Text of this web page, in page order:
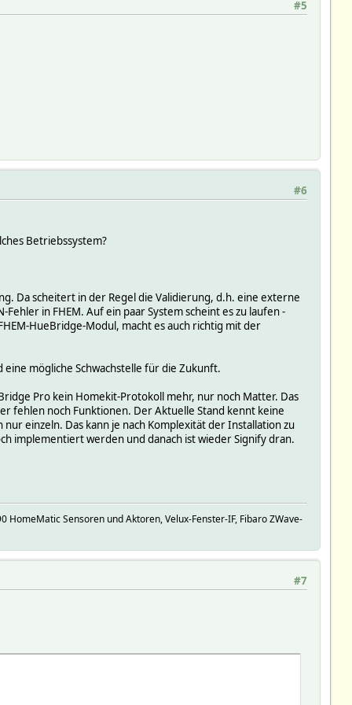
#5
#6
Betriebssystem?
Da scheitert in der Regel die Validierung, d.h. eine externe
in FHEM. Auf ein paar System scheint es zu laufen -
HueBridge-Modul, macht es auch richtig mit der
mögliche Schwachstelle für die Zukunft.
Pro kein Homekit-Protokoll mehr, nur noch Matter. Das
fehlen noch Funktionen. Der Aktuelle Stand kennt keine
einzeln. Das kann je nach Komplexität der Installation zu
implementiert werden und danach ist wieder Signify dran.
Sensoren und Aktoren, Velux-Fenster-IF, Fibaro ZWave-
#7